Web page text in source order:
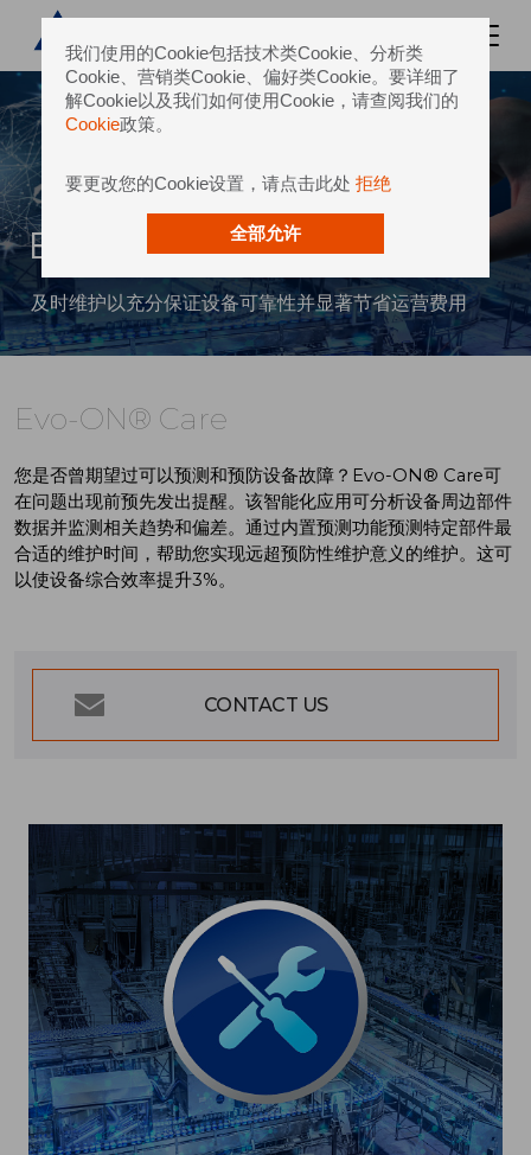
我们使用的Cookie包括技术类Cookie、分析类
Cookie、营销类Cookie、偏好类Cookie。要详细了
解Cookie以及我们如何使用Cookie，请查阅我们的
Cookie政策。
要更改您的Cookie设置，请点击此处 拒绝
全部允许
Evo-ON® Care
及时维护以充分保证设备可靠性并显著节省运营费用
Evo-ON® Care
您是否曾期望过可以预测和预防设备故障？Evo-ON® Care可
在问题出现前预先发出提醒。该智能化应用可分析设备周边部件
数据并监测相关趋势和偏差。通过内置预测功能预测特定部件最
合适的维护时间，帮助您实现远超预防性维护意义的维护。这可
以使设备综合效率提升3%。
CONTACT US